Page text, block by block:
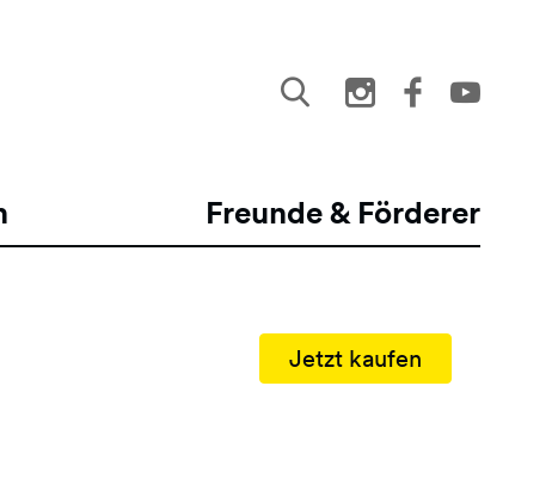
Freunde & Förderer
Jetzt kaufen